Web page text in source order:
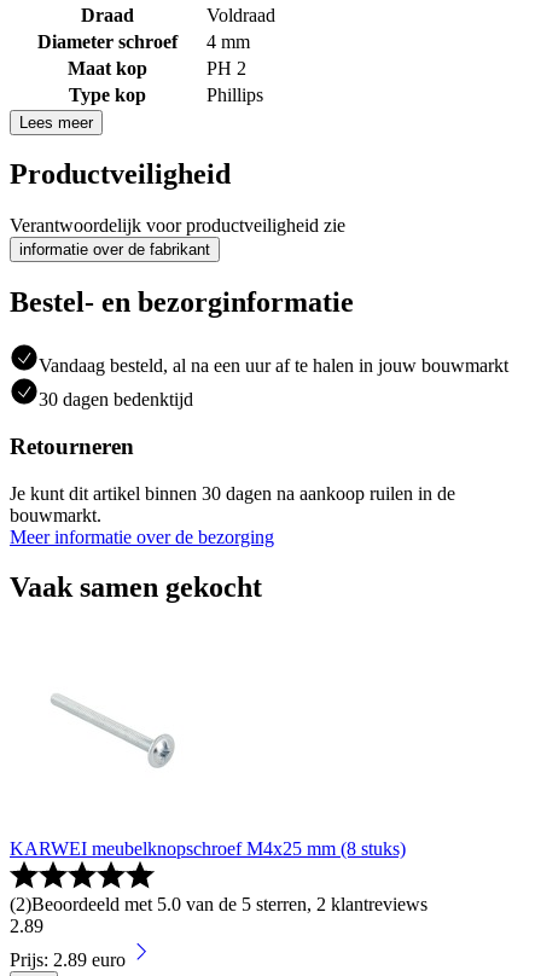
Draad
Voldraad
Diameter schroef
4 mm
Maat kop
PH 2
Type kop
Phillips
Lees meer
Productveiligheid
Verantwoordelijk voor productveiligheid zie
informatie over de fabrikant
Bestel- en bezorginformatie
Vandaag besteld, al na een uur af te halen in jouw bouwmarkt
30 dagen bedenktijd
Retourneren
Je kunt dit artikel binnen 30 dagen na aankoop ruilen in de
bouwmarkt.
Meer informatie over de bezorging
Vaak samen gekocht
KARWEI meubelknopschroef M4x25 mm (8 stuks)
(2)Beoordeeld met 5.0 van de 5 sterren, 2 klantreviews
2.89
Prijs: 2.89 euro